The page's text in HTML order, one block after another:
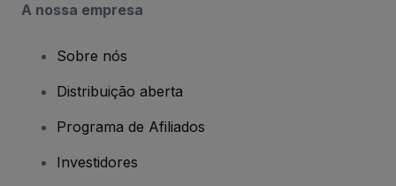
A nossa empresa
Sobre nós
Distribuição aberta
Programa de Afiliados
Investidores